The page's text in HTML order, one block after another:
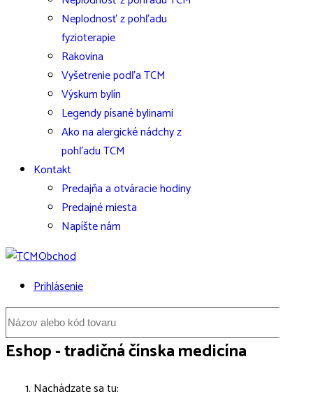
Neplodnosť z pohľadu
fyzioterapie
Rakovina
Vyšetrenie podľa TCM
Výskum bylín
Legendy písané bylinami
Ako na alergické nádchy z
pohľadu TCM
Kontakt
Predajňa a otváracie hodiny
Predajné miesta
Napíšte nám
Prihlásenie
Eshop - tradičná čínska medicína
Nachádzate sa tu: